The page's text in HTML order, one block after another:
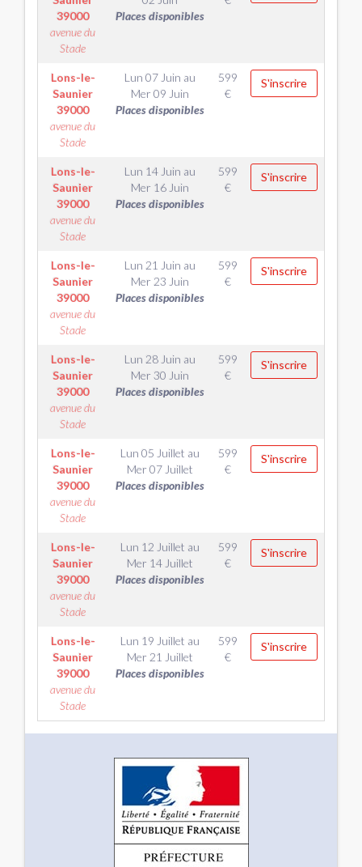
39000
avenue du
Stade
Places disponibles
Lons-le-
Saunier
39000
avenue du
Stade
Lun 07 Juin au
Mer 09 Juin
Places disponibles
599
€
S'inscrire
Lons-le-
Saunier
39000
avenue du
Stade
Lun 14 Juin au
Mer 16 Juin
Places disponibles
599
€
S'inscrire
Lons-le-
Saunier
39000
avenue du
Stade
Lun 21 Juin au
Mer 23 Juin
Places disponibles
599
€
S'inscrire
Lons-le-
Saunier
39000
avenue du
Stade
Lun 28 Juin au
Mer 30 Juin
Places disponibles
599
€
S'inscrire
Lons-le-
Saunier
39000
avenue du
Stade
Lun 05 Juillet au
Mer 07 Juillet
Places disponibles
599
€
S'inscrire
Lons-le-
Saunier
39000
avenue du
Stade
Lun 12 Juillet au
Mer 14 Juillet
Places disponibles
599
€
S'inscrire
Lons-le-
Saunier
39000
avenue du
Stade
Lun 19 Juillet au
Mer 21 Juillet
Places disponibles
599
€
S'inscrire